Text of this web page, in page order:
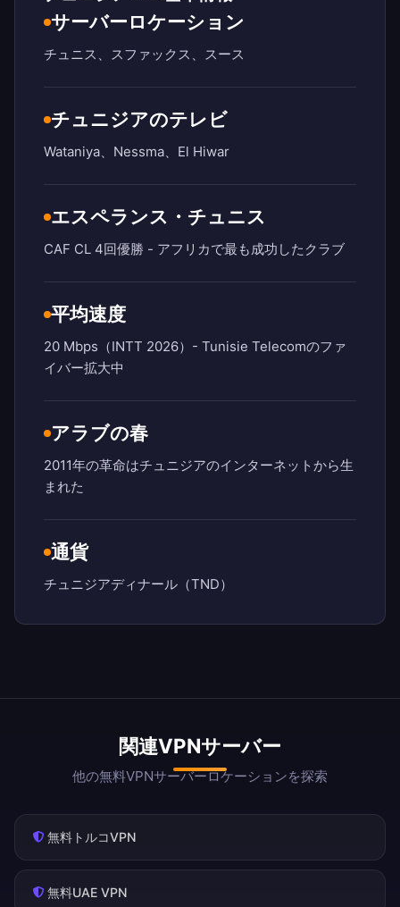
サーバーロケーション
チュニス、スファックス、スース
チュニジアのテレビ
Wataniya、Nessma、El Hiwar
エスペランス・チュニス
CAF CL 4回優勝 - アフリカで最も成功したクラブ
平均速度
20 Mbps（INTT 2026）- Tunisie Telecomのファ
イバー拡大中
アラブの春
2011年の革命はチュニジアのインターネットから生
まれた
通貨
チュニジアディナール（TND）
関連VPNサーバー
他の無料VPNサーバーロケーションを探索
無料トルコVPN
無料UAE VPN